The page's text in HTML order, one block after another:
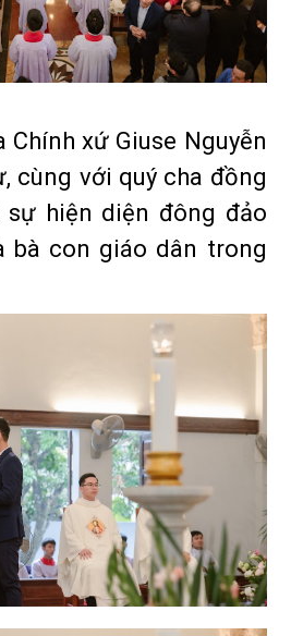
Chính xứ Giuse Nguyễn
cùng với quý cha đồng
sự hiện diện đông đảo
bà con giáo dân trong